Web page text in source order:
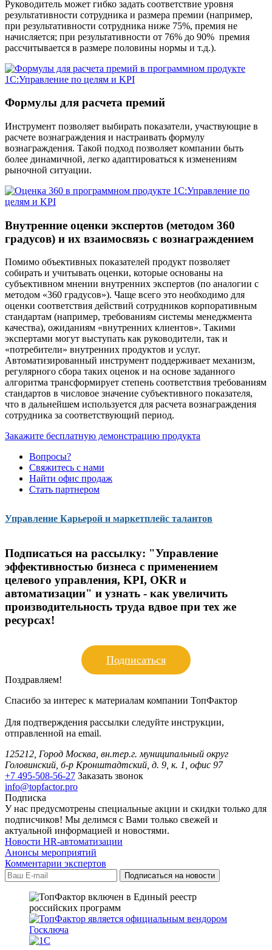
Руководитель может гибко задать соответствие уровня
результативности сотрудника и размера премии (например,
при результативности сотрудника ниже 75%, премия не
начисляется; при результативности от 76% до 90% ­ премия
рассчитывается в размере половины нормы и т.д.).
Формулы для расчета премий
Инструмент позволяет выбирать показатели, участвующие в
расчете вознаграждения и настраивать формулу
вознаграждения. Такой подход позволяет компании быть
более динамичной, легко адаптироваться к изменениям
рыночной ситуации.
Внутренние оценки экспертов (методом 360
градусов) и их взаимосвязь с вознаграждением
Помимо объективных показателей продукт позволяет
собирать и учитывать оценки, которые основаны на
субъективном мнении внутренних экспертов (по аналогии с
методом «360 градусов»). Чаще всего это необходимо для
оценки соответствия действий сотрудников корпоративным
стандартам (например, требованиям системы менеджмента
качества), ожиданиям «внутренних клиентов». Такими
экспертами могут выступать как руководители, так и
«потребители» внутренних продуктов и услуг.
Автоматизированный инструмент поддерживает механизм,
регулярного сбора таких оценок и на основе заданного
алгоритма трансформирует степень соответствия требованиям
стандартов в числовое значение субъективного показателя,
что в дальнейшем используется для расчета вознаграждения
сотрудника за соответствующий период.
Закажите бесплатную демонстрацию продукта
Вопросы?
Свяжитесь с нами
Найти офис продаж
Стать партнером
Управление Карьерой и маркетплейс талантов
Подписаться на рассылку: "Управление
эффективностью бизнеса с применением
целевого управления, KPI, OKR и
автоматизации" и узнать - как увеличить
производительность труда вдвое при тех же
ресурсах!
Подписаться
Поздравляем!
Спасибо за интерес к материалам компании ТопФактор
Для подтверждения рассылки следуйте инструкции,
отправленной на email.
125212, Город Москва, вн.тер.г. муниципальный округ
Головинский, б-р Кронштадтский, д. 9, к. 1, офис 97
+7 495-508-56-27 Заказать звонок
info@topfactor.pro
Подписка
У нас предусмотрены специальные акции и скидки только для
подписчиков! Мы делимся с Вами только свежей и
актуальной информацией и новостями.
Новости HR-автоматизации
Анонсы мероприятий
Комментарии экспертов